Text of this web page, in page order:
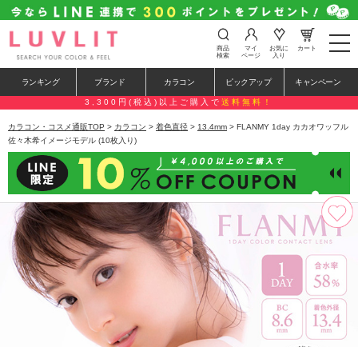
t
o
e
n
a
a
i
o
n
商品
検索
マイ
ページ
お気に
入り
カート
ランキング ブランド カラコン ピックアップ キャンペーン
3,300円(税込)以上ご購入で 送料無料！
カラコン・コスメ通販TOP > カラコン > 着色直径 > 13.4mm > FLANMY 1day カカオワッフル
佐々木希イメージモデル (10枚入り)